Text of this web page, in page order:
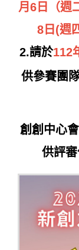
月6日（週
8日(週
2.請於112
供參賽團
創創中心
供評